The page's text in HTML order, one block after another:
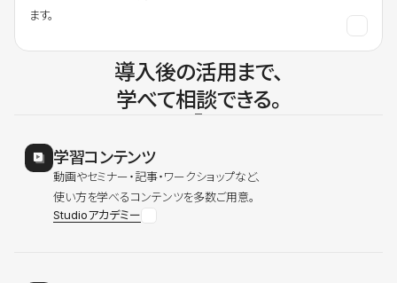
ます。
導入後の活用まで、
学べて相談できる。
学習コンテンツ
動画やセミナー・記事・ワークショップなど、
使い方を学べるコンテンツを多数ご用意。
Studioアカデミー